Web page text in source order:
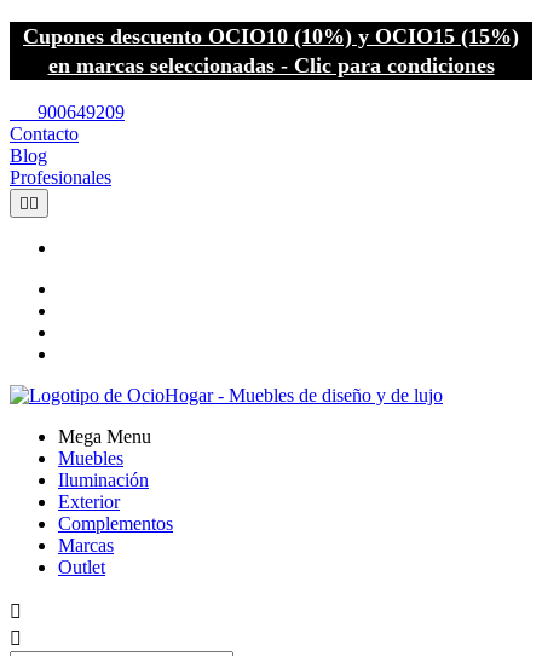
Cupones descuento OCIO10 (10%) y OCIO15 (15%)
en marcas seleccionadas - Clic para condiciones
900649209
Contacto
Blog
Profesionales
 
Mega Menu
Muebles
Iluminación
Exterior
Complementos
Marcas
Outlet

